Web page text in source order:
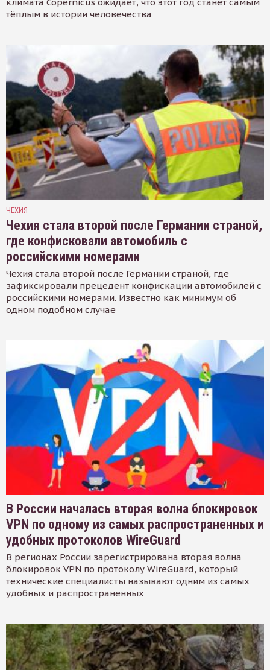
климата Copernicus ожидает, что этот год станет самым
тёплым в истории человечества
ЧЕХИЯ
Чехия стала второй после Германии страной,
где конфисковали автомобиль с
российскими номерами
Чехия стала второй после Германии страной, где
зафиксировали прецедент конфискации автомобилей с
российскими номерами. Известно как минимум об
одном подобном случае
В России началась вторая волна блокировок
VPN по одному из самых распространенных и
удобных протоколов WireGuard
В регионах России зарегистрирована вторая волна
блокировок VPN по протоколу WireGuard, который
технические специалисты называют одним из самых
удобных и распространенных